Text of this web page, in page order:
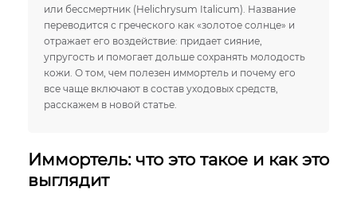
или бессмертник (Helichrysum Italicum). Название
переводится с греческого как «золотое солнце» и
отражает его воздействие: придает сияние,
упругость и помогает дольше сохранять молодость
кожи. О том, чем полезен иммортель и почему его
все чаще включают в состав уходовых средств,
расскажем в новой статье.
Иммортель: что это такое и как это
выглядит